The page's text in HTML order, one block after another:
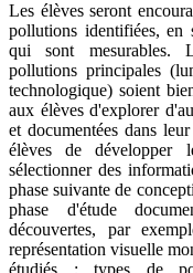
Les élèves seront
pollutions identifiées, en
qui sont mesurables.
pollutions principales
technologique) soient
aux élèves d'explorer
et documentées dans
élèves de développer
sélectionner des
phase suivante de
phase d'étude
découvertes, par
représentation visuelle